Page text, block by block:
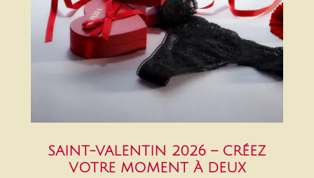
SAINT-VALENTIN 2026 – CRÉEZ
VOTRE MOMENT À DEUX